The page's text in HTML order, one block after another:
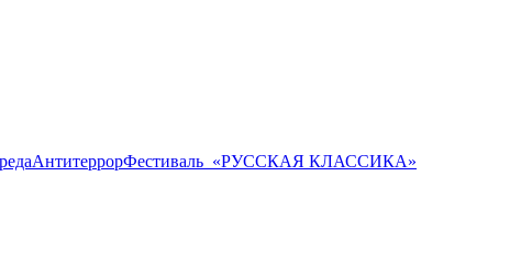
АнтитеррорФестиваль ​ «РУССКАЯ КЛАССИКА»